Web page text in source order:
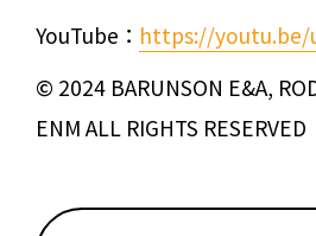
YouTube： https://youtu.be/
© 2024 BARUNSON E&A,
ENM ALL RIGHTS RESERVED